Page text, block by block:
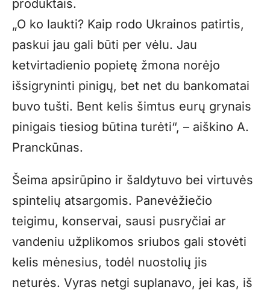
produktais.
„O ko laukti? Kaip rodo Ukrainos patirtis,
paskui jau gali būti per vėlu. Jau
ketvirtadienio popietę žmona norėjo
išsigryninti pinigų, bet net du bankomatai
buvo tušti. Bent kelis šimtus eurų grynais
pinigais tiesiog būtina turėti“, – aiškino A.
Pranckūnas.
Šeima apsirūpino ir šaldytuvo bei virtuvės
spintelių atsargomis. Panevėžiečio
teigimu, konservai, sausi pusryčiai ar
vandeniu užplikomos sriubos gali stovėti
kelis mėnesius, todėl nuostolių jis
neturės. Vyras netgi suplanavo, jei kas, iš